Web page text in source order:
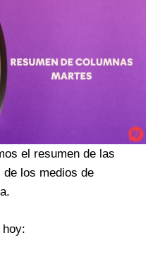
el resumen de las
los medios de